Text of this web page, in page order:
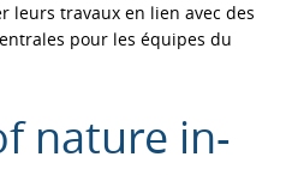
leurs travaux en lien avec des
pour les équipes du
nature in-